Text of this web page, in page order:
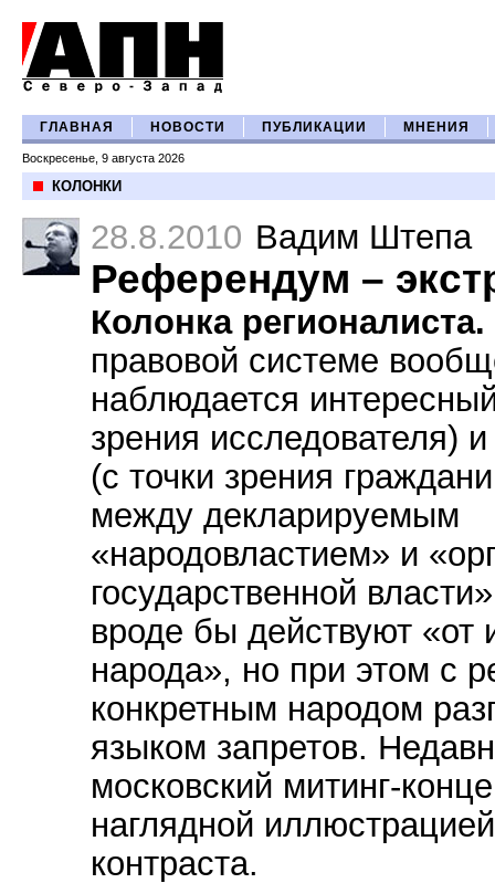
ГЛАВНАЯ НОВОСТИ ПУБЛИКАЦИИ МНЕНИЯ
Воскресенье, 9 августа 2026
КОЛОНКИ
28.8.2010 Вадим Штепа
Референдум –
Колонка регионалиста.
правовой системе
наблюдается
зрения исследователя)
(с точки зрения
между декларируемым
«народовластием» и
государственной
вроде бы действуют «от
народа», но при этом с
конкретным народом
языком запретов.
московский митинг-
наглядной иллюстрацией
контраста.